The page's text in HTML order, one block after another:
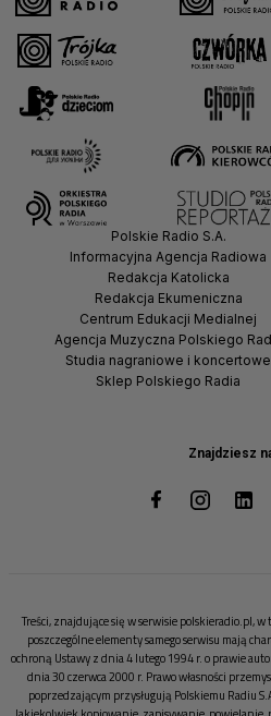
Znajdziesz
Polskie Radio S.A.
Informacyjna Agencja Radiowa
Redakcja Katolicka
Redakcja Ekumeniczna
Centrum Edukacji Medialnej
Agencja Muzyczna Polskiego
Studia nagraniowe i koncertowe
Sklep Polskiego Radia
Treści, znajdujące się w serwisie polskieradio.pl,
poszczególne elementy samego serwisu mają
ochroną Ustawy z dnia 4 lutego 1994 r. o prawie
dnia 30 czerwca 2000 r. Prawo własności
poprzedzającym przysługują Polskiemu Radiu